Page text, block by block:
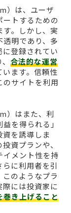
）は、ユーザ
トするための
。しかし、実
明であり、多
登録されてい
合法的な運営
います。信頼性
サイトを利用
）はまた、利
を得られる」
を誘導しま
資プランや、
イメント性を持
に利用者を引
のようなプラ
には投資家に
巻き上げること